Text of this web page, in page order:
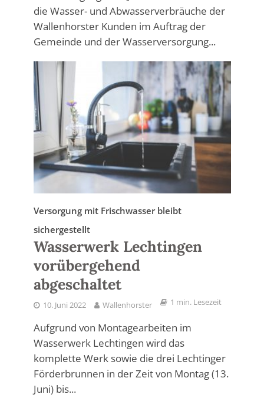
die Wasser- und Abwasserverbräuche der
Wallenhorster Kunden im Auftrag der
Gemeinde und der Wasserversorgung...
Versorgung mit Frischwasser bleibt
sichergestellt
Wasserwerk Lechtingen
vorübergehend
abgeschaltet
10. Juni 2022 Wallenhorster 1 min. Lesezeit
Aufgrund von Montagearbeiten im
Wasserwerk Lechtingen wird das
komplette Werk sowie die drei Lechtinger
Förderbrunnen in der Zeit von Montag (13.
Juni) bis...